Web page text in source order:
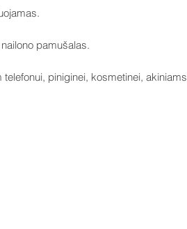
pamušalas.
piniginei, kosmetinei, akiniams